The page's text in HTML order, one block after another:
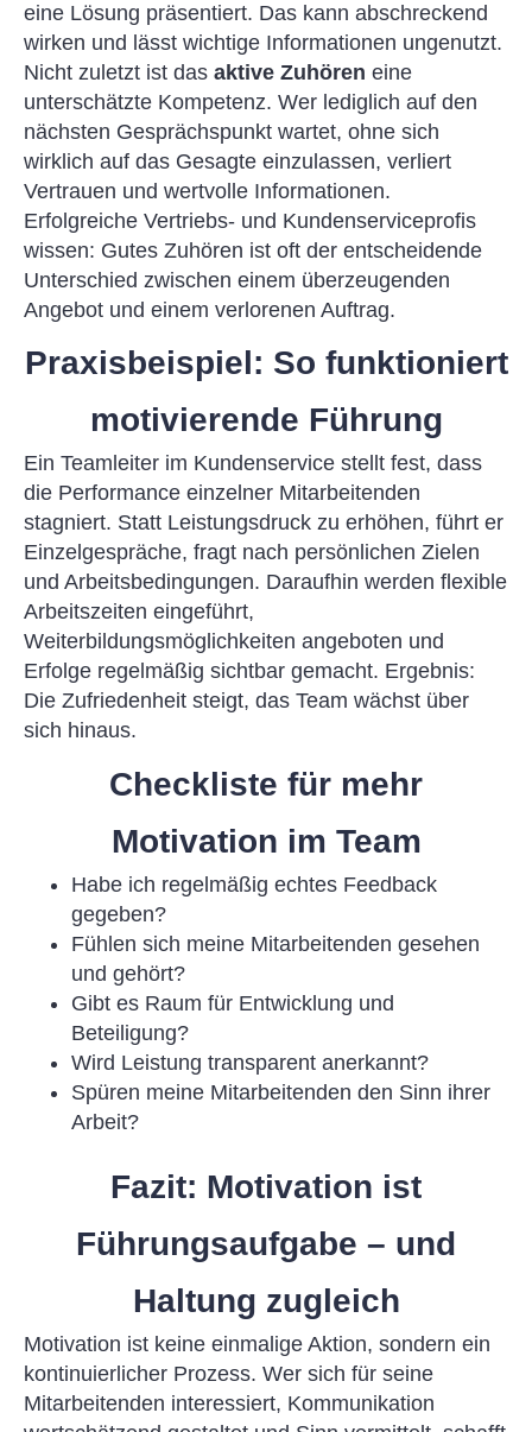
eine Lösung präsentiert. Das kann abschreckend
wirken und lässt wichtige Informationen ungenutzt.
Nicht zuletzt ist das aktive Zuhören eine
unterschätzte Kompetenz. Wer lediglich auf den
nächsten Gesprächspunkt wartet, ohne sich
wirklich auf das Gesagte einzulassen, verliert
Vertrauen und wertvolle Informationen.
Erfolgreiche Vertriebs- und Kundenserviceprofis
wissen: Gutes Zuhören ist oft der entscheidende
Unterschied zwischen einem überzeugenden
Angebot und einem verlorenen Auftrag.
Praxisbeispiel: So funktioniert
motivierende Führung
Ein Teamleiter im Kundenservice stellt fest, dass
die Performance einzelner Mitarbeitenden
stagniert. Statt Leistungsdruck zu erhöhen, führt er
Einzelgespräche, fragt nach persönlichen Zielen
und Arbeitsbedingungen. Daraufhin werden flexible
Arbeitszeiten eingeführt,
Weiterbildungsmöglichkeiten angeboten und
Erfolge regelmäßig sichtbar gemacht. Ergebnis:
Die Zufriedenheit steigt, das Team wächst über
sich hinaus.
Checkliste für mehr
Motivation im Team
Habe ich regelmäßig echtes Feedback
gegeben?
Fühlen sich meine Mitarbeitenden gesehen
und gehört?
Gibt es Raum für Entwicklung und
Beteiligung?
Wird Leistung transparent anerkannt?
Spüren meine Mitarbeitenden den Sinn ihrer
Arbeit?
Fazit: Motivation ist
Führungsaufgabe – und
Haltung zugleich
Motivation ist keine einmalige Aktion, sondern ein
kontinuierlicher Prozess. Wer sich für seine
Mitarbeitenden interessiert, Kommunikation